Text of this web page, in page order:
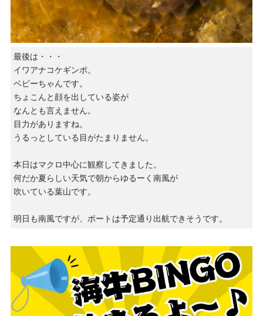
最後は・・・
イワアナコケギンポ。
ベビーちゃんです。
ちょこんと顔を出している姿が
なんとも言えません。
目力がありますね。
うるっとしている目がたまりません。
本日はマクロ中心に観察してきました。
何だか夏らしい天気で朝からゆるーく南風が
吹いている葉山です。
明日も南風ですが、ボートは予定通り出航できそうです。